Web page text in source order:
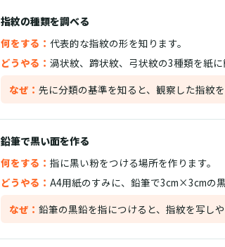
指紋の種類を調べる
何をする： 代表的な指紋の形を知ります。
どうやる： 渦状紋、蹄状紋、弓状紋の3種類を紙に
なぜ： 先に分類の基準を知ると、観察した指紋
鉛筆で黒い面を作る
何をする： 指に黒い粉をつける場所を作ります。
どうやる： A4用紙のすみに、鉛筆で3cm×3cmの黒
なぜ： 鉛筆の黒鉛を指につけると、指紋を写しや